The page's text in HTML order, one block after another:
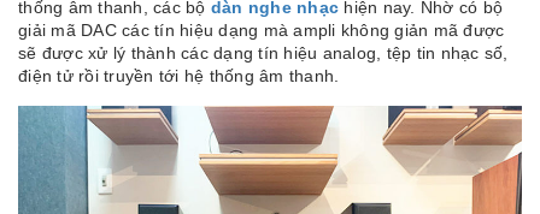
thống âm thanh, các bộ dàn nghe nhạc hiện nay. Nhờ có bộ
giải mã DAC các tín hiệu dạng mà ampli không giản mã được
sẽ được xử lý thành các dạng tín hiệu analog, tệp tin nhạc số,
điện tử rồi truyền tới hệ thống âm thanh.